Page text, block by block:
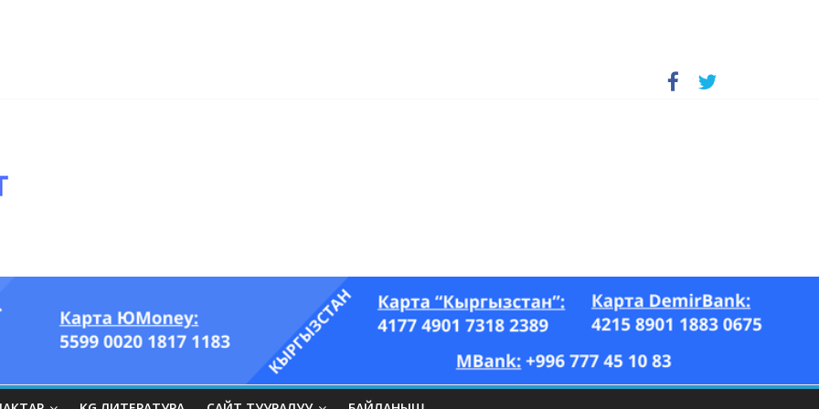
өпкөсүнө, бөйрөгүнө суук тийгизип алган…” (Динара БЕЙШЕНАЛИЕВА, “Азия Ньюс” гезити, 26.07–17.08.2023-ж.)